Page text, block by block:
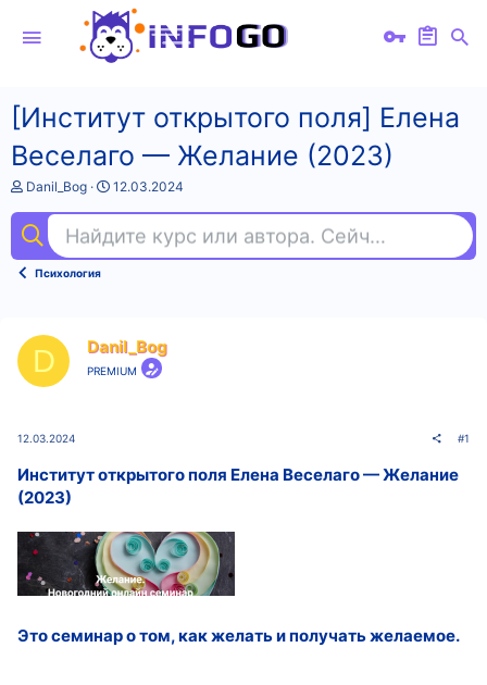
[Институт открытого поля] Елена
Веселаго — Желание (2023)
А
т
о
т
Danil_Bog
Д
а
н
а
12.03.2024
Найдите курс или автора. Сейчас ищут
Психология
D Danil_Bog
PREMIUM
12.03.2024 #1
Институт открытого поля Елена Веселаго — Желание
(2023)
Это семинар о том, как желать и получать желаемое.